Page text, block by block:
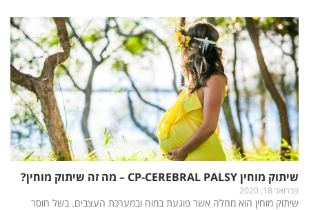
שיתוק מוחין CP-CEREBRAL PALSY – מה זה שיתוק מוחין?
פברואר 18, 2020
שיתוק מוחין הוא מחלה אשר פוגעת במוח ובמערכת העצבים. בשל חוסר